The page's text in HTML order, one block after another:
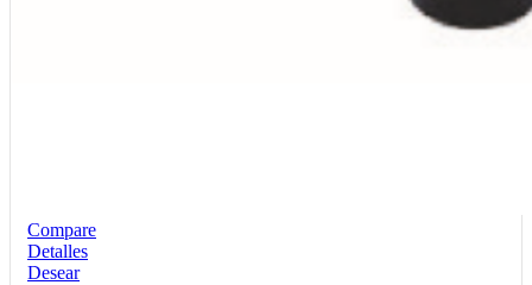
Compare
Detalles
Desear